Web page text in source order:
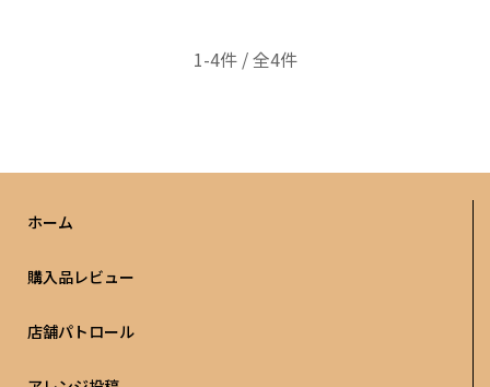
1-4件 / 全4件
ホーム
購入品レビュー
店舗パトロール